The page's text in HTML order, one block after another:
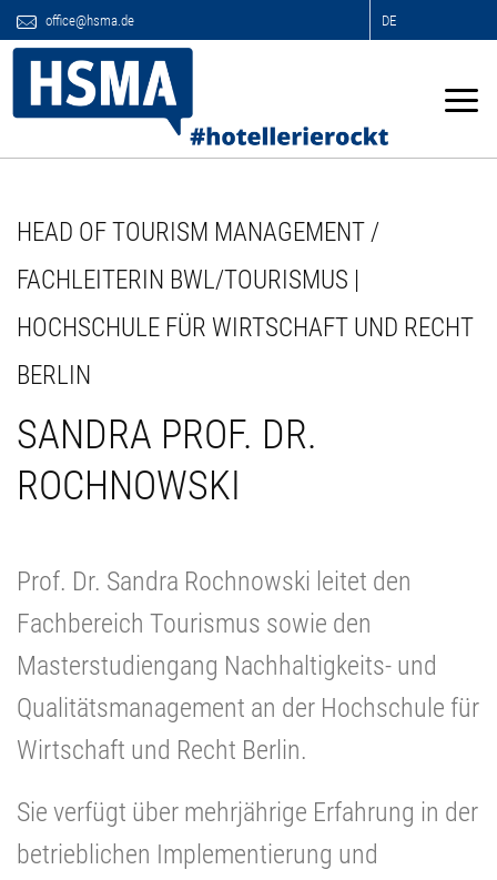
office@hsma.de DE
HEAD OF TOURISM MANAGEMENT /
FACHLEITERIN BWL/TOURISMUS |
HOCHSCHULE FÜR WIRTSCHAFT UND RECHT
BERLIN
SANDRA PROF. DR.
ROCHNOWSKI
Prof. Dr. Sandra Rochnowski leitet den
Fachbereich Tourismus sowie den
Masterstudiengang Nachhaltigkeits- und
Qualitätsmanagement an der Hochschule für
Wirtschaft und Recht Berlin.
Sie verfügt über mehrjährige Erfahrung in der
betrieblichen Implementierung und